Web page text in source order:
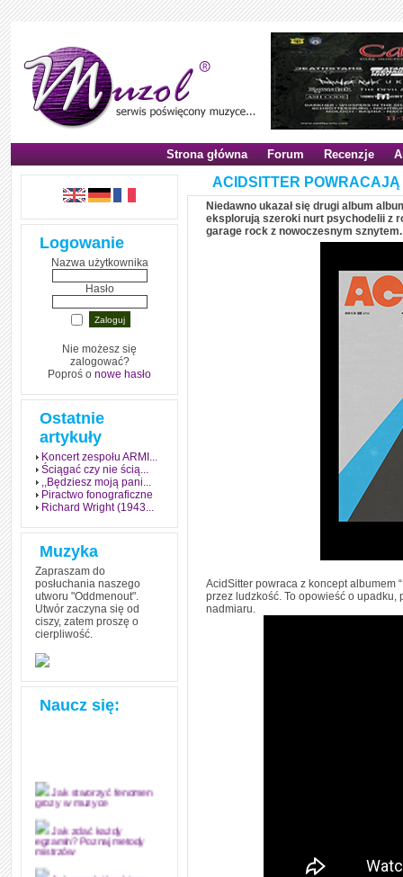
Strona główna Forum Recenzje
Logowanie
Nazwa użytkownika
Hasło
Nie możesz się
zalogować?
Poproś o nowe hasło
Ostatnie
artykuły
Koncert zespołu ARMI...
Ściągać czy nie ścią...
,,Będziesz moją pani...
Piractwo fonograficzne
Richard Wright (1943...
Muzyka
Zapraszam do
posłuchania naszego
utworu "Oddmenout".
Utwór zaczyna się od
ciszy, zatem proszę o
cierpliwość.
Naucz się:
Jak stworzyć fenomen
grozy w muzyce
Jak zdać każdy
egzamin? Poznaj metody
mistrzów
ACIDSITTER
Niedawno ukazał się drugi album
eksplorują szeroki nurt psychodelii z
garage rock z nowoczesnym sznytem.
AcidSitter powraca z koncept albumem
przez ludzkość. To opowieść o
nadmiaru.